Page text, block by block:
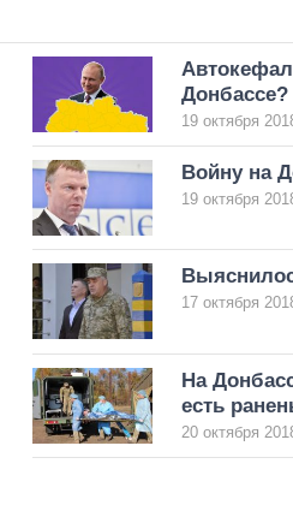
Донбассе?
19 октября
Войну на
19 октября
17 октября
На
есть
20 октября